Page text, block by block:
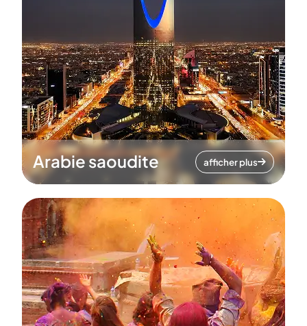
Arabie saoudite afficher plus